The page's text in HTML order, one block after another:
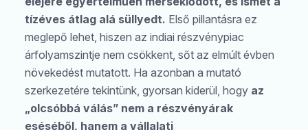
tízéves átlag alá süllyedt. Első pillantásra ez
meglepő lehet, hiszen az indiai részvénypiac
árfolyamszintje nem csökkent, sőt az elmúlt évben
növekedést mutatott. Ha azonban a mutató
szerkezetére tekintünk, gyorsan kiderül, hogy az
„olcsóbbá válás” nem a részvényárak
eséséből, hanem a vállalati